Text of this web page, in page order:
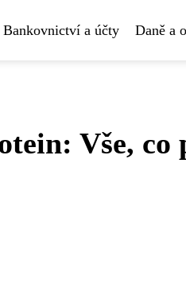
Bankovnictví a účty Daně a
Vše,